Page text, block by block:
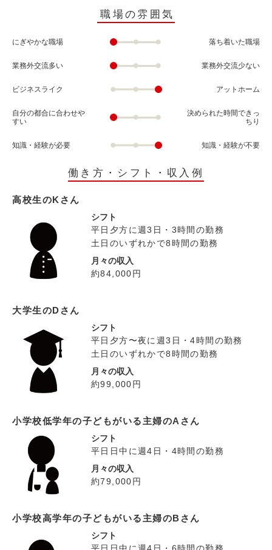
職場の雰囲気
にぎやかな職場 落ち着いた職場
業務外交流多い 業務外交流少ない
ビジネスライク アットホーム
自分の都合に合わせや
すい
決められた時間できっ
ちり
知識・経験が必要 知識・経験が不要
働き方・シフト・収入例
高校生のKさん
シフト
平日夕方に週3日・3時間の勤務
土日のいずれかで8時間の勤務
月々の収入
約84,000円
大学生のDさん
シフト
平日夕方〜夜に週3日・4時間の勤務
土日のいずれかで8時間の勤務
月々の収入
約99,000円
小学校低学年の子どもがいる主婦のAさん
シフト
平日日中に週4日・4時間の勤務
月々の収入
約79,000円
小学校高学年の子どもがいる主婦のBさん
シフト